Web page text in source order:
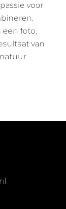
voor
een foto,
van